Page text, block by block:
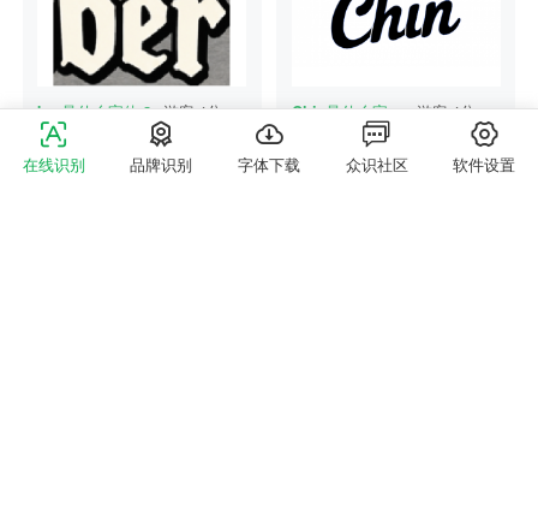
ber是什么字体？ 游客4分钟前
1浏览
Chin是什么字体？ 游客4分钟前
1帮助
在线识别 品牌识别 字体下载 众识社区 软件设置